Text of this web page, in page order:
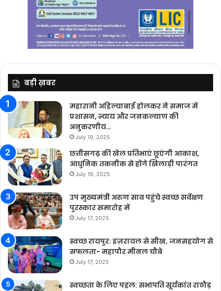
बड़ी ख़बर
महारानी अहिल्याबाई होलकर ने समाज में
प्रशासन, न्याय और जनकल्याण की
अनुकरणीय…
July 19, 2025
छत्तीसगढ़ की खेल प्रतिभाएं छूएंगी आकाश,
आधुनिक तकनीक से होंगे खिलाड़ी पारंगत
July 19, 2025
उप मुख्यमंत्री अरुण साव पहुंचे स्वच्छ सर्वेक्षण
पुरस्कार समारोह में
July 17, 2025
स्वच्छ रायपुर: इज़रायल से सीख, जनसहयोग से
सफलता- महापौर मीनल चौबे
July 17, 2025
स्वच्छता के लिए पहल: सभापति सूर्यकांत राठौड़